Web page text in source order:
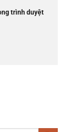
trình duyệt